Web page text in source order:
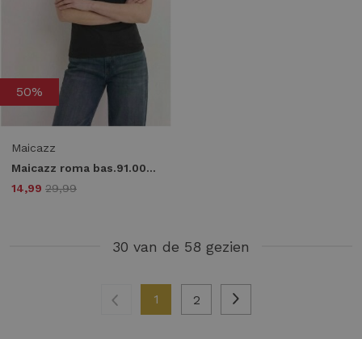
50%
Maicazz
Maicazz roma bas.91.001 Tops en Singlets black
14,99 29,99
30 van de 58 gezien
1 2